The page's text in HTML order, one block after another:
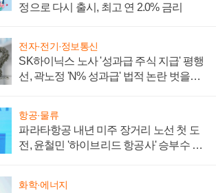
정으로 다시 출시, 최고 연 2.0% 금리
전자·전기·정보통신
SK하이닉스 노사 '성과급 주식 지급' 평행
선, 곽노정 'N% 성과급' 법적 논란 벗을지
항공·물류
파라타항공 내년 미주 장거리 노선 첫 도
전, 윤철민 '하이브리드 항공사' 승부수 통
화학·에너지